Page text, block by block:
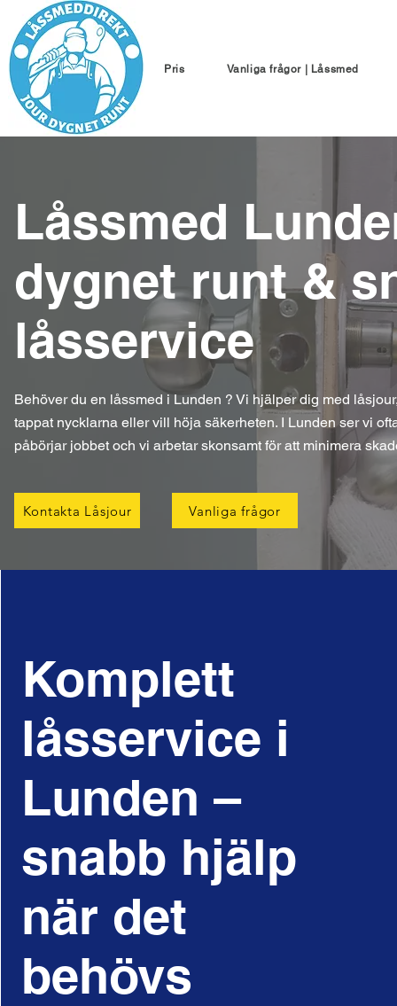
Pris Vanliga frågor | Låssmed
Låssmed
dygnet runt &
låsservice
Behöver du en låssmed i Lunden ? Vi hjälper dig med
tappat nycklarna eller vill höja säkerheten. I Lunden ser vi
påbörjar jobbet och vi arbetar skonsamt för att minimera
Kontakta Låsjour Vanliga frågor
Komplett
låsservice i
Lunden –
snabb hjälp
när det
behövs